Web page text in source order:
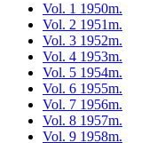
Vol. 1 1950m.
Vol. 2 1951m.
Vol. 3 1952m.
Vol. 4 1953m.
Vol. 5 1954m.
Vol. 6 1955m.
Vol. 7 1956m.
Vol. 8 1957m.
Vol. 9 1958m.